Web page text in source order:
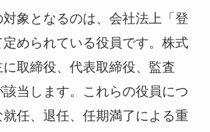
象となるのは、会社法上「登
められている役員です。株式
取締役、代表取締役、監査
当します。これらの役員につ
任、退任、任期満了による重